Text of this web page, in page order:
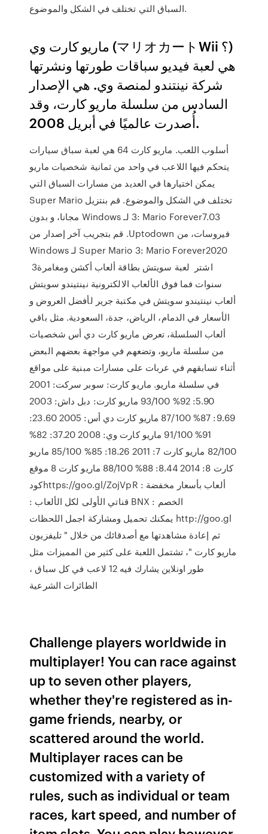
السباق التي تختلف في الشكل والموضوع.
ماريو كارت وي (マリオカートWii ؟)
هي لعبة فيديو سباقات طورتها ونشرتها
شركة نينتندو لمنصة وي. هي الإصدار
السادس من سلسلة ماريو كارت، وقد
أُصدرت عالميًا في أبريل 2008.
أسلوب اللعب. ماريو كارت 64 هي لعبة سباق سيارات
يتحكم فيها اللاعب في واحد من ثمانية شخصيات ماريو
يمكن اختيارها في العديد من مسارات السباق التي
تختلف في الشكل والموضوع. ‫قم بنتزيل Super Mario
3: Mario Forever7.03 لـ Windows مجانا، و بدون
فيروسات، من Uptodown. قم بتجريب آخر إصدار من
Super Mario 3: Mario Forever2020 لـ Windows
اشتر ‎ لعبة سويتش‎ ‎بطاقة ألعاب‎ ‎أكشن ومغامرة‎ ‎3
سنوات فما فوق‎ الألعاب الالكترونية نينتيندو سويتش
ألعاب نينتيندو سويتش في مكتبة جرير لأفضل العروض و
الأسعار في الدمام، الرياض، جدة، السعودية. مثل باقي
ألعاب السلسلة، تعرض ماريو كارت دي أس شخصيات
من سلسلة ماريو، وتضعهم في مواجهة بعضهم البعض
أثناء تسابقهم في عربات على مسارات مبنية على مواقع
في سلسلة ماريو. ماريو كارت: سوبر سركت: 2001
5.90: 92% 93/100 ماريو كارت: دبل داش: 2003
9.69: 87% 87/100 ماريو كارت دي أس: 2005 23.60:
91% 91/100 ماريو كارت وي: 2008 37.20: 82%
82/100 ماريو كارت 7: 2011 18.26: 85% 85/100 ماريو
كارت 8: 2014 8.44: 88% 88/100 ماريو كارت 8 موقع
ألعاب بأسعار مخفضة : https://goo.gl/ZojVpRكود
الخصم : BNX قناتي الأولى لكل الألعاب :
http://goo.gl يمكنك تحميل ومشاركة اجمل اللحظات
ثم إعادة مشاهدتها مع أصدقائك من خلال " تليفزيون
ماريو كارت "، تشتمل اللعبة على كثير من المميزات مثل
طور اونلاين يشارك فيه 12 لاعب في كل سباق ،
الطائرات الشرعية
Challenge players worldwide in
multiplayer! You can race against
up to seven other players,
whether they're registered as in-
game friends, nearby, or
scattered around the world.
Multiplayer races can be
customized with a variety of
rules, such as individual or team
races, kart speed, and number of